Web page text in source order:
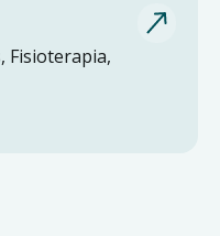
Fisioterapia,